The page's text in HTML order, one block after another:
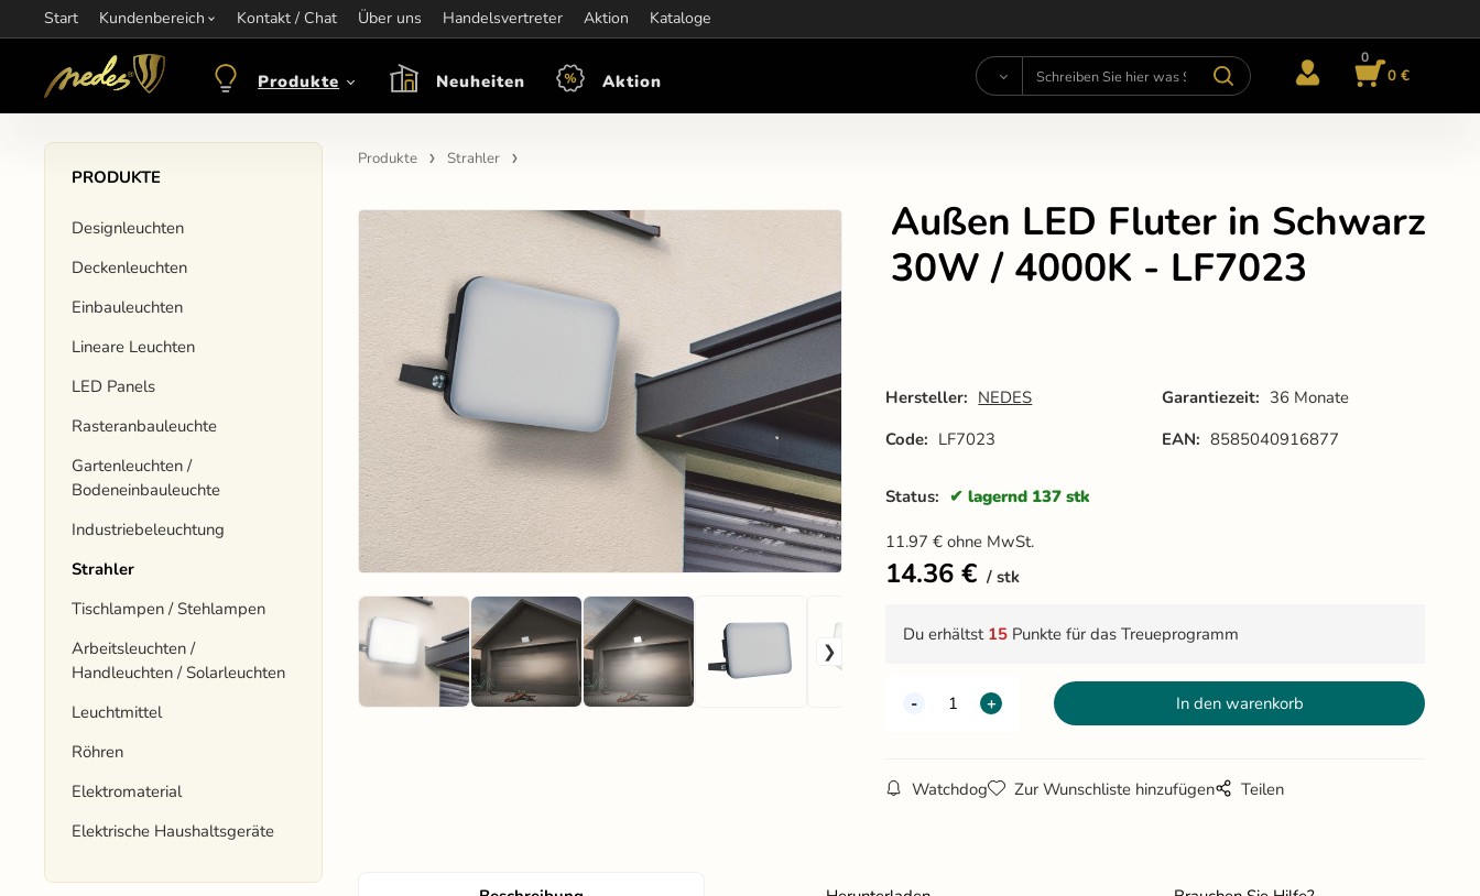
Start Kundenbereich Kontakt / Chat Über uns Handelsvertreter Aktion Kataloge
Information:nagel@nedes.sk Kontakt: 00436606304010 Öffnungszeiten:Mon-Fre: 7:30 - 15:30
Produkte Neuheiten Aktion
0
0 €
PRODUKTE
Designleuchten
Deckenleuchten
Einbauleuchten
Lineare Leuchten
LED Panels
Rasteranbauleuchte
Gartenleuchten /
Bodeneinbauleuchte
Industriebeleuchtung
Strahler
Tischlampen / Stehlampen
Arbeitsleuchten /
Handleuchten / Solarleuchten
Leuchtmittel
Röhren
Elektromaterial
Elektrische Haushaltsgeräte
Produkte Strahler
Außen LED Fluter in Schwarz
30W / 4000K - LF7023
Hersteller: NEDES Garantiezeit: 36 Monate
Code: LF7023 EAN: 8585040916877
Status: lagernd 137 stk
11.97 €ohne MwSt.
14.36 € stk
Du erhältst 15 Punkte für das Treueprogramm
Watchdog Zur Wunschliste hinzufügen Teilen